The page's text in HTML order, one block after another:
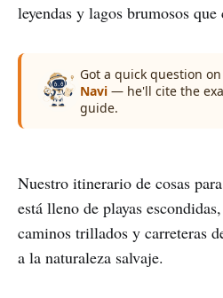
leyendas y lagos brumosos
Got a quick question
Navi — he'll cite the
guide.
Nuestro itinerario de cosas
está lleno de playas
caminos trillados y carreteras
a la naturaleza salvaje.